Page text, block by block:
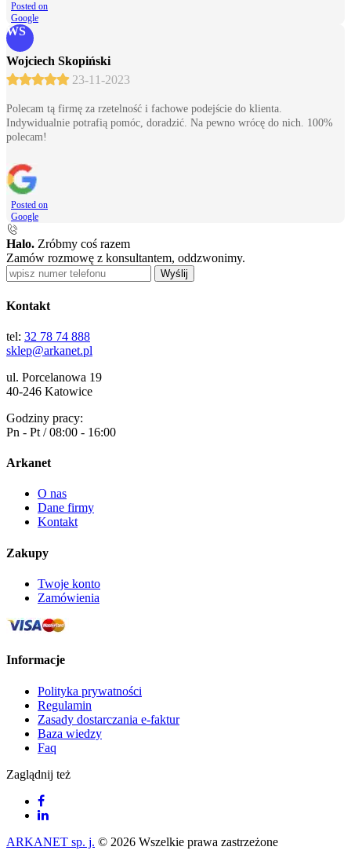
Posted on
Google
WS
Wojciech Skopiński
23-11-2023
Polecam tą firmę za rzetelność i fachowe podejście do klienta.
Indywidualnie potrafią pomóc, doradzić. Na pewno wrócę do nich. 100%
polecam!
Posted on
Google
Halo. Zróbmy coś razem
Zamów rozmowę z konsultantem, oddzwonimy.
Wyślij
Kontakt
tel: 32 78 74 888
sklep@arkanet.pl
ul. Porcelanowa 19
40-246 Katowice
Godziny pracy:
Pn - Pt / 08:00 - 16:00
Arkanet
O nas
Dane firmy
Kontakt
Zakupy
Twoje konto
Zamówienia
Informacje
Polityka prywatności
Regulamin
Zasady dostarczania e-faktur
Baza wiedzy
Faq
Zaglądnij też
ARKANET sp. j. © 2026 Wszelkie prawa zastrzeżone